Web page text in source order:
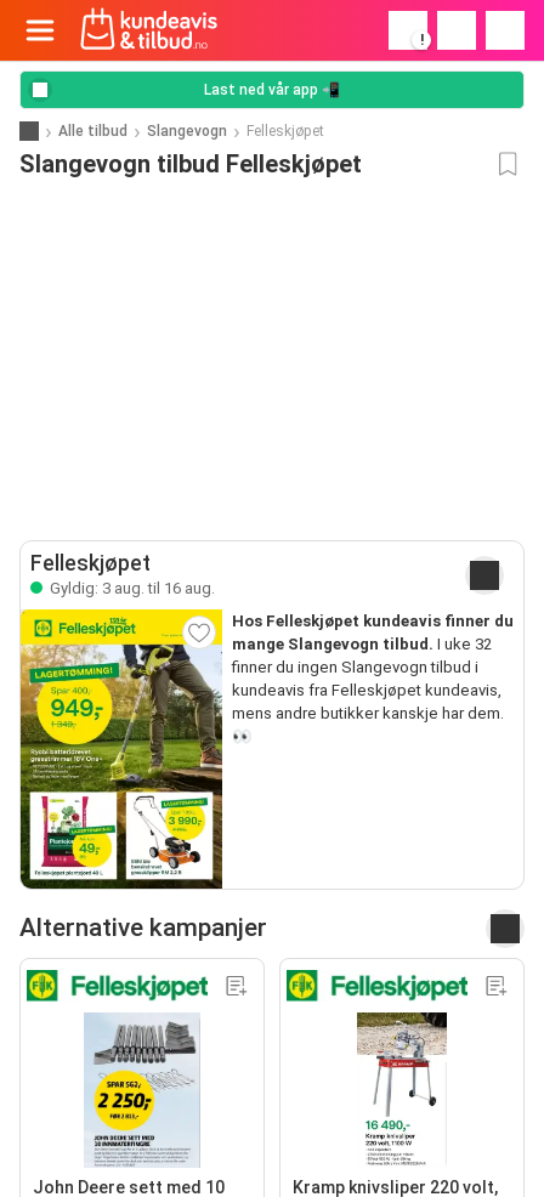
!
Last ned vår app 📲
Alle tilbud Slangevogn Felleskjøpet
Slangevogn tilbud Felleskjøpet
Felleskjøpet
Gyldig: 3 aug. til 16 aug.
Hos Felleskjøpet kundeavis finner du
mange Slangevogn tilbud. I uke 32
finner du ingen Slangevogn tilbud i
kundeavis fra Felleskjøpet kundeavis,
mens andre butikker kanskje har dem.
👀
Alternative kampanjer
John Deere sett med 10
Kramp knivsliper 220 volt,